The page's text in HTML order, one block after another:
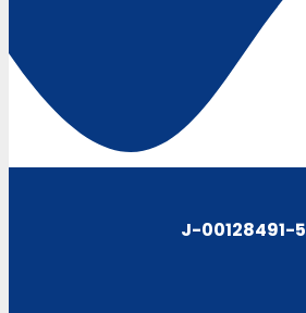
J-00128491-5